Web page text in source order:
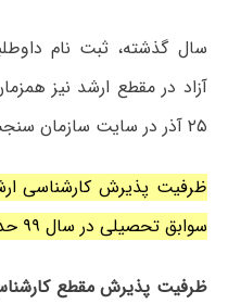
سال گذشته، ثبت نام
آزاد در مقطع ارشد نیز
۲۵ آذر در سایت سازمان سنجش صورت گرفت.
ظرفیت پذیرش کارشناسی
سوابق تحصیلی در سال ۹۹ حدود ۱۰۰هزار نفر بود.
ظرفیت پذیرش مقطع